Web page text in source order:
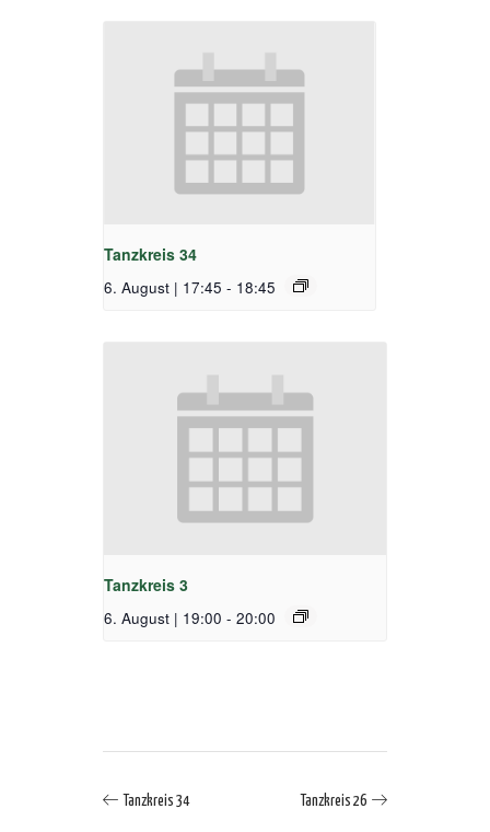
Tanzkreis 34
6. August | 17:45 - 18:45
Tanzkreis 3
6. August | 19:00 - 20:00
Tanzkreis 34 Tanzkreis 26